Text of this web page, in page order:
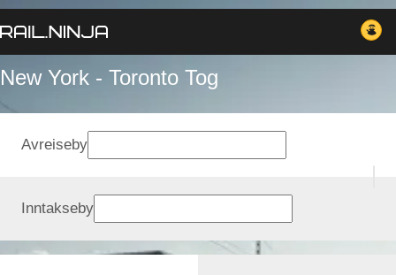
New York - Toronto Tog
Avreiseby
Inntakseby